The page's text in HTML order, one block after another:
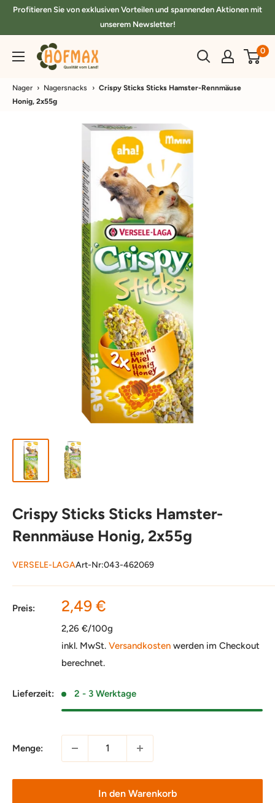
DirektProfitieren Sie von exklusiven Vorteilen und spannenden Aktionen mit
unserem Newsletter!
hofmax.de 0
Nager › Nagersnacks › Crispy Sticks Sticks Hamster-Rennmäuse
Honig, 2x55g
Crispy Sticks Sticks Hamster-
Rennmäuse Honig, 2x55g
VERSELE-LAGAArt-Nr:043-462069
Preis: Sonderpreis
2,49 €
2,26 €/100g
inkl. MwSt. Versandkosten werden im Checkout
berechnet.
Lieferzeit: 2 - 3 Werktage
Menge:
In den Warenkorb